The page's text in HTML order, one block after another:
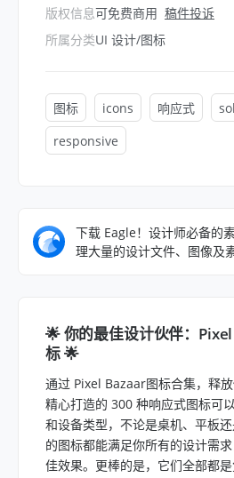
版权信息
所属分类
可免费商用 稿件投诉
UI 设计/图标
图标 icons 响应式
responsive
下载 Eagle！设计师必备的
理大量的设计文件、图像及素
🌟 你的最佳设计伙伴：
标 🌟
通过 Pixel Bazaar图标合集，释
精心打造的 300 种响应式图标可
和设备类型，不论是桌机、平板
的图标都能满足你所有的设计需
佳效果。更棒的是，它们全部都是